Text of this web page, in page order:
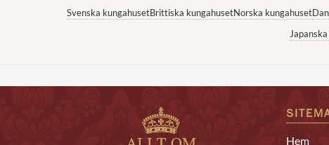
Svenska kungahusetBrittiska kungahusetNorska kungahuset
Hem